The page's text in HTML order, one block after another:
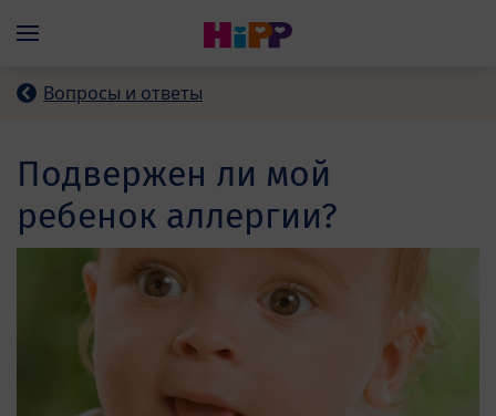
Menü
Вопросы и ответы
Подвержен ли мой
ребенок аллергии?